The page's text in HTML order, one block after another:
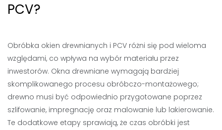
PCV?
Obróbka okien drewnianych i PCV różni się pod wieloma
względami, co wpływa na wybór materiału przez
inwestorów. Okna drewniane wymagają bardziej
skomplikowanego procesu obróbczo-montażowego;
drewno musi być odpowiednio przygotowane poprzez
szlifowanie, impregnację oraz malowanie lub lakierowanie.
Te dodatkowe etapy sprawiają, że czas obróbki jest